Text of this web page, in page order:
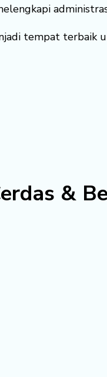
tempat terbaik
&